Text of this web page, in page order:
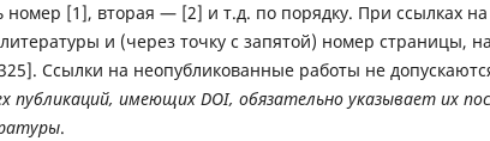
номер [1], вторая — [2] и т.д. по порядку. При ссылках на
и (через точку с запятой) номер страницы, на
Ссылки на неопубликованные работы не
публикаций, имеющих DOI, обязательно указывает их
.